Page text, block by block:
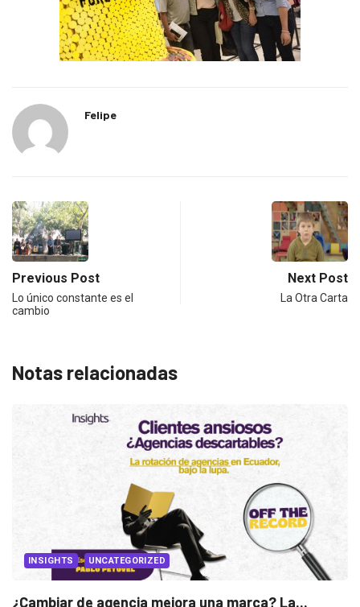
Felipe
Previous Post
Lo único constante es el
cambio
Next Post
La Otra Carta
Notas relacionadas